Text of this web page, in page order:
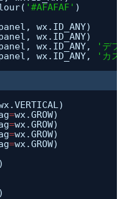
'#AFAFAF' )
wx.ID_ANY)
wx.ID_ANY)
wx.ID_ANY,
'デ
wx.ID_ANY,
'カ
=wx.GROW)
=wx.GROW)
=wx.GROW)
=wx.GROW)